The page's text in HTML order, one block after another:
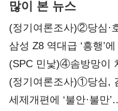
많이 본 뉴스
(정기여론조사)②당심·
삼성 Z8 역대급 ‘흥행’
대전’
(SPC 민낯)④솜방망이
(정기여론조사)①당심,
지지도 '50% 아래로'(종
세제개편에 ‘불안·불만